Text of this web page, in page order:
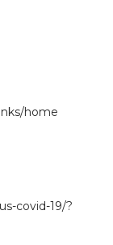
home
covid-19/?